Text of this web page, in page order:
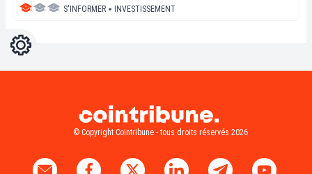
S'INFORMER ▪ INVESTISSEMENT
Réglages
© Copyright Cointribune - tous droits réservés 2026